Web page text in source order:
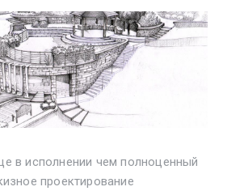
в исполнении чем полноценный
проектирование